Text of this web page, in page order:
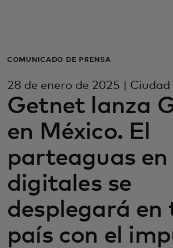
Para empresas
Para el mundo
Para innovadores
Noticias y tendencias
COMUNICADO DE PRENSA
28 de enero de 2025 | Ciudad
Getnet lanza
en México. El
parteaguas en
digitales se
desplegará en
país con el